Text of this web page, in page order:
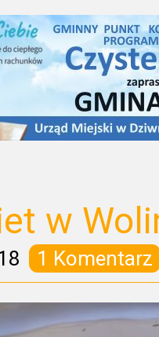
w
1 Komentarz